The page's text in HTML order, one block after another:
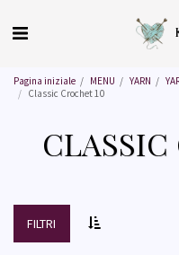
Pagina iniziale MENU YARN
Classic Crochet 10
CLASSIC
FILTRI